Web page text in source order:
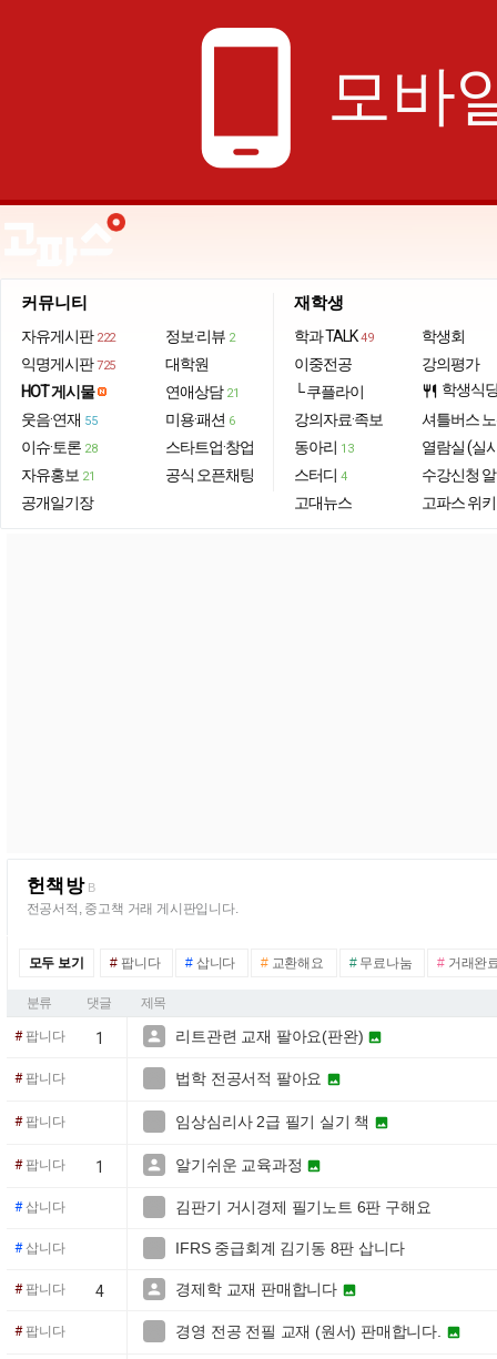
phone_android 모바
커뮤니티
자유게시판 222
익명게시판 725
HOT 게시물
웃음·연재 55
이슈·토론 28
자유홍보 21
공개일기장
정보·리뷰 2
대학원
연애상담 21
미용·패션 6
스타트업·창업
공식 오픈채팅
재학생
학과 TALK 49
이중전공
└ 쿠플라이
강의자료·족보
동아리 13
스터디 4
고대뉴스
학생회
강의평가
restaurant 학생식
셔틀버스
열람실 (실
수강신청
고파스 위키
헌책방 B
전공서적, 중고책 거래 게시판입니다.
모두 보기 # 팝니다 #삽니다 #교환해요 #무료나눔 # 거래완
분류 댓글 제목
#팝니다 1  리트관련 교재 팔아요(판완) 
#팝니다 법학 전공서적 팔아요 
#팝니다 임상심리사 2급 필기 실기 책 
#팝니다 1  알기쉬운 교육과정 
#삽니다 김판기 거시경제 필기노트 6판 구해요
#삽니다 IFRS 중급회계 김기동 8판 삽니다
#팝니다 4  경제학 교재 판매합니다 
#팝니다 경영 전공 전필 교재 (원서) 판매합니다. 